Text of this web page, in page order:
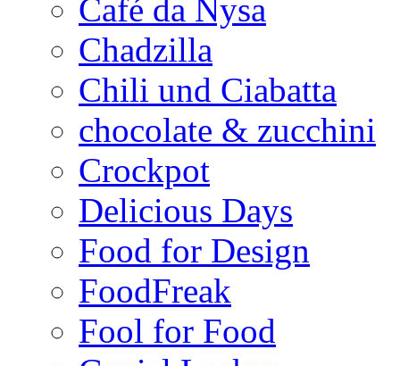
Café da Nysa
Chadzilla
Chili und Ciabatta
chocolate & zucchini
Crockpot
Delicious Days
Food for Design
FoodFreak
Fool for Food